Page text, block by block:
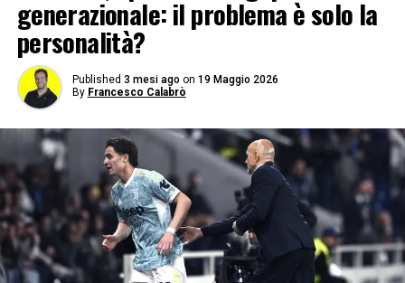
generazionale: il problema è solo la
personalità?
Published 3 mesi ago on 19 Maggio 2026
By Francesco Calabrò